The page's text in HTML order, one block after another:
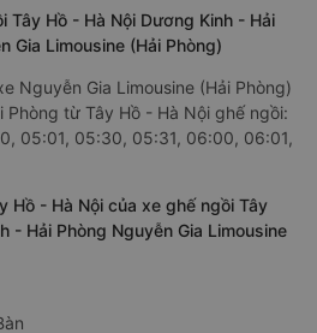
Tây Hồ - Hà Nội Dương Kinh - Hải
Gia Limousine (Hải Phòng)
Nguyễn Gia Limousine (Hải Phòng)
Phòng từ Tây Hồ - Hà Nội ghế ngồi:
05:01, 05:30, 05:31, 06:00, 06:01,
Hồ - Hà Nội của xe ghế ngồi Tây
- Hải Phòng Nguyễn Gia Limousine